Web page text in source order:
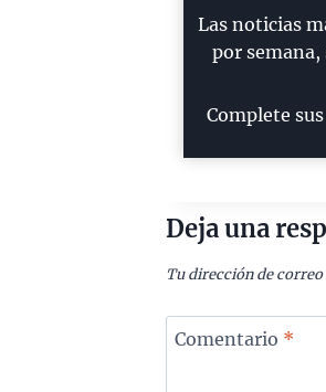
Las noticias
por semana,
Complete
Deja una
Tu dirección de
Comentario *